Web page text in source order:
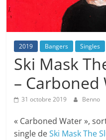
2019 Bangers Singles
Ski Mask
– Carboned
31 octobre 2019 Benno
« Carboned Water »,
single deSki Mask The